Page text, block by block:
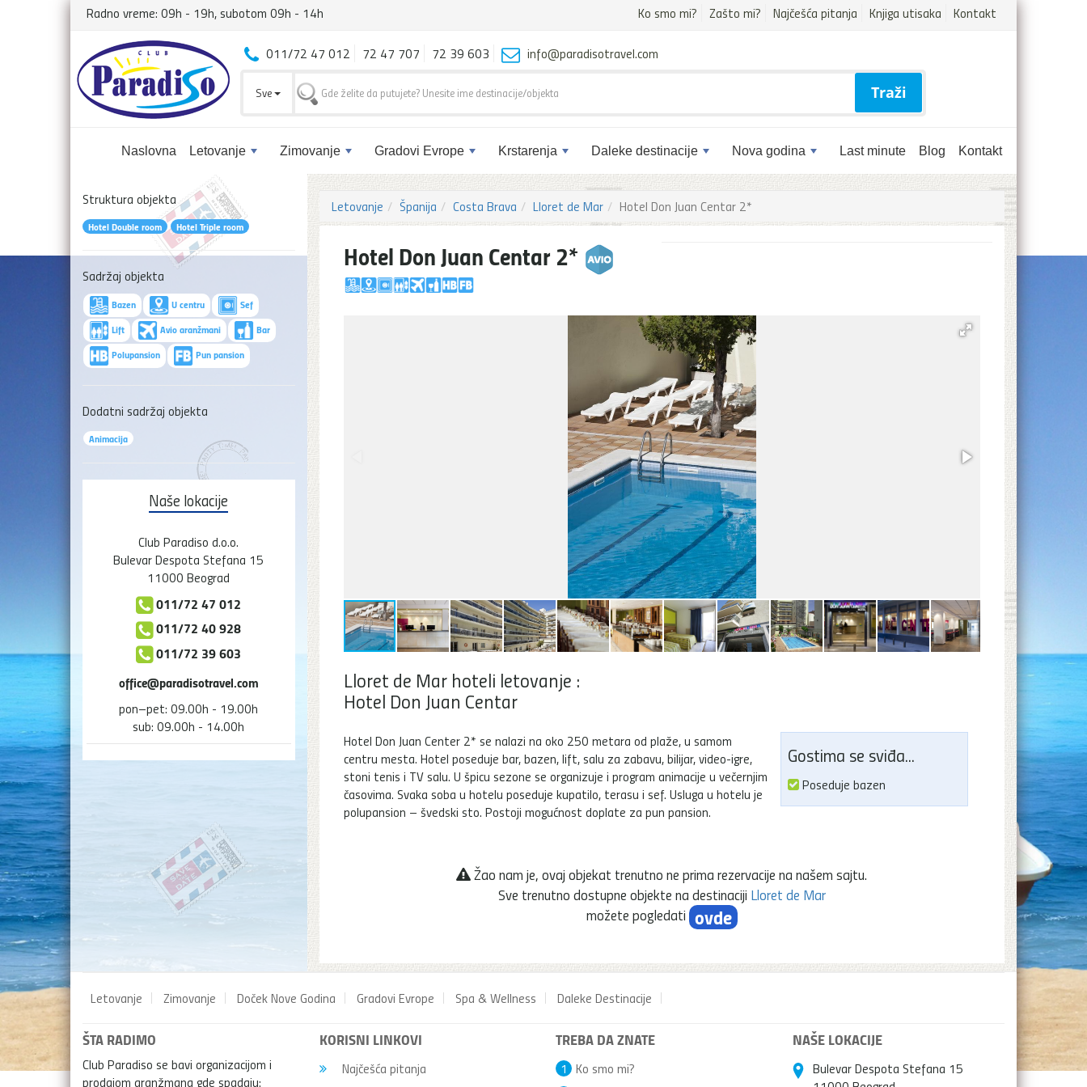
Radno vreme: 09h - 19h, subotom 09h - 14h Ko smo mi? Zašto mi? Najčešća pitanja Knjiga utisaka Kontakt
Naslovna Letovanje Zimovanje Gradovi Evrope Krstarenja Daleke destinacije Nova godina Last minute Blog Kontakt
011/72 47 012 72 47 707 72 39 603 info@paradisotravel.com
Sve Traži
Letovanje Španija Costa Brava Lloret de Mar Hotel Don Juan Centar 2*
Hotel Don Juan Centar 2*
Lloret de Mar hoteli letovanje :
Hotel Don Juan Centar
Gostima se sviđa...
Poseduje bazen
Hotel Don Juan Center 2* se nalazi na oko 250 metara od plaže, u samom
centru mesta. Hotel poseduje bar, bazen, lift, salu za zabavu, bilijar, video-igre,
stoni tenis i TV salu. U špicu sezone se organizuje i program animacije u večernjim
časovima. Svaka soba u hotelu poseduje kupatilo, terasu i sef. Usluga u hotelu je
polupansion – švedski sto. Postoji mogućnost doplate za pun pansion.
Žao nam je, ovaj objekat trenutno ne prima rezervacije na našem sajtu.
Sve trenutno dostupne objekte na destinaciji Lloret de Mar
možete pogledati ovde
Struktura objekta
Hotel Double room Hotel Triple room
Sadržaj objekta
Bazen U centru
Sef
Lift
Avio aranžmani
Bar
Polupansion
Pun pansion
Dodatni sadržaj objekta
Animacija
Naše lokacije
Club Paradiso d.o.o.
Bulevar Despota Stefana 15
11000 Beograd
011/72 47 012
011/72 40 928
011/72 39 603
office@paradisotravel.com
pon–pet: 09.00h - 19.00h
sub: 09.00h - 14.00h
Letovanje Zimovanje Doček Nove Godina Gradovi Evrope Spa & Wellness Daleke Destinacije
ŠTA RADIMO
Club Paradiso se bavi organizacijom i
prodajom aranžmana gde spadaju:
KORISNI LINKOVI
Najčešća pitanja
TREBA DA ZNATE
Ko smo mi?
1
NAŠE LOKACIJE
Bulevar Despota Stefana 15